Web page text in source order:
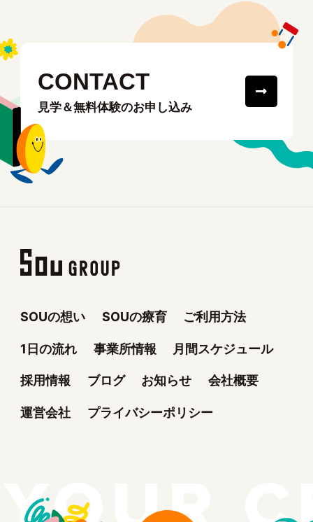
CONTACT
見学＆無料体験のお申し込み
SOUの想い SOUの療育 ご利用方法
1日の流れ 事業所情報 月間スケジュール
採用情報 ブログ お知らせ 会社概要
運営会社 プライバシーポリシー